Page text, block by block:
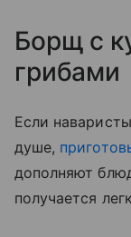
Борщ с
грибами
Если
душе,
дополняют
получается